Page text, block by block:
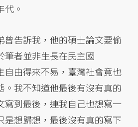
代。
曾告訴我，他的碩士論文要偷
筆者並非生長在民主國
由得來不易，臺灣社會竟也
。我不知道他最後有沒有真的
寫到最後，連我自己也想寫一
是想歸想，最後沒有真的寫下